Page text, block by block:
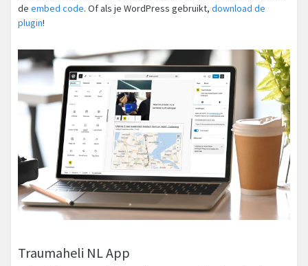
de embed code. Of als je WordPress gebruikt, download de
plugin!
Traumaheli NL App